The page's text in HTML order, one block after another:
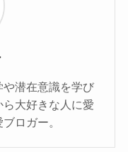
潜在意識を学び
大好きな人に愛
ロガー。